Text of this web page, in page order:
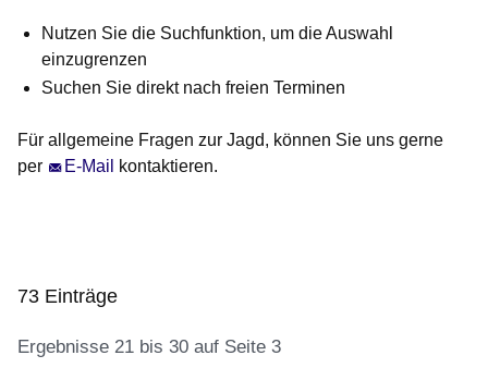
Nutzen Sie die Suchfunktion, um die Auswahl
einzugrenzen
Suchen Sie direkt nach freien Terminen
Für allgemeine Fragen zur Jagd, können Sie uns gerne
per
E-Mail kontaktieren.
73 Einträge
Ergebnisse 21 bis 30 auf Seite 3